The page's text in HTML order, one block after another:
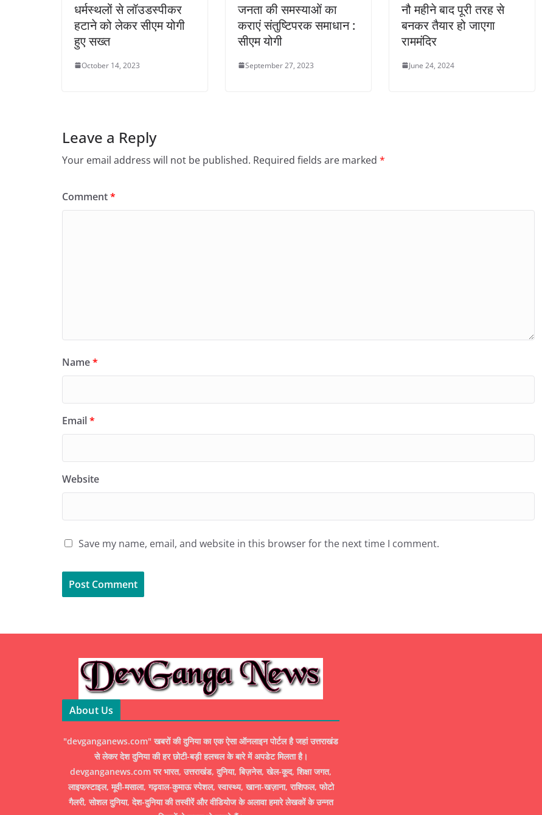
धर्मस्थलों से लॉउडस्पीकर
हटाने को लेकर सीएम योगी
हुए सख्त
October 14, 2023
जनता की समस्याओं का
कराएं संतुष्टिपरक समाधान :
सीएम योगी
September 27, 2023
नौ महीने बाद पूरी तरह से
बनकर तैयार हो जाएगा
राममंदिर
June 24, 2024
Leave a Reply
Your email address will not be published. Required fields are marked *
Comment*
Name*
Email*
Website
Save my name, email, and website in this browser for the next time I comment.
About Us
"devganganews.com" खबरों की दुनिया का एक ऐसा ऑनलाइन पोर्टल है जहां उत्तराखंड
से लेकर देश दुनिया की हर छोटी-बड़ी हलचल के बारे में अपडेट मिलता है।
devganganews.com पर भारत, उत्तराखंड, दुनिया, बिज़नेस, खेल-कूद, शिक्षा जगत,
लाइफस्टाइल, मूवी-मसाला, गढ़वाल-कुमाऊ स्पेशल, स्वास्थ्य, खाना-खज़ाना, राशिफल, फोटो
गैलरी, सोशल दुनिया, देश-दुनिया की तस्वीरें और वीडियोज के अलावा हमारे लेखकों के उन्नत